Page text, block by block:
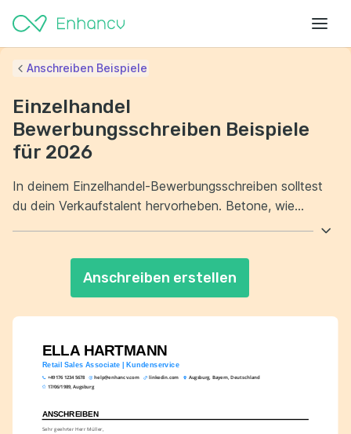
ELLA HARTMANN
Retail Sales Associate | Kundenservice
+49 176 1234 5678 help@enhancv.com linkedin.com
Augsburg, Bayern, Deutschland
17/06/1989, Augsburg
ANSCHREIBEN
Sehr geehrter Herr Müller,
Anschreiben Beispiele
Einzelhandel
Bewerbungsschreiben Beispiele
für 2026
In deinem Einzelhandel-Bewerbungsschreiben solltest
du dein Verkaufstalent hervorheben. Betone, wie
wichtig Kundenservice für dich ist und wie du zu einem
deine Teamfähigkeit und wie du zur Zielerreichung
beigetragen hast. Zeige, dass du flexibel und fähig bist,
Anschreiben erstellen